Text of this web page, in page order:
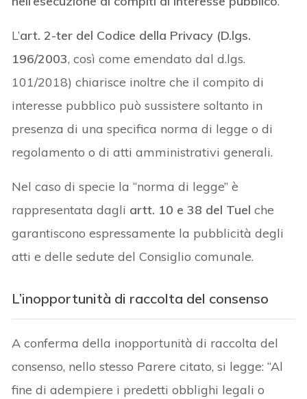
L’art. 2-ter del Codice della Privacy (D.lgs.
196/2003, così come emendato dal d.lgs.
101/2018) chiarisce inoltre che il compito di
interesse pubblico può sussistere soltanto in
presenza di una specifica norma di legge o di
regolamento o di atti amministrativi generali.
Nel caso di specie la “norma di legge” è
rappresentata dagli artt. 10 e 38 del Tuelche
garantiscono espressamente la pubblicità degli
atti e delle sedute del Consiglio comunale.
L’inopportunità di raccolta del consenso
A conferma della inopportunità di raccolta del
consenso, nello stesso Parere citato, si legge: “Al
fine di adempiere i predetti obblighi legali o